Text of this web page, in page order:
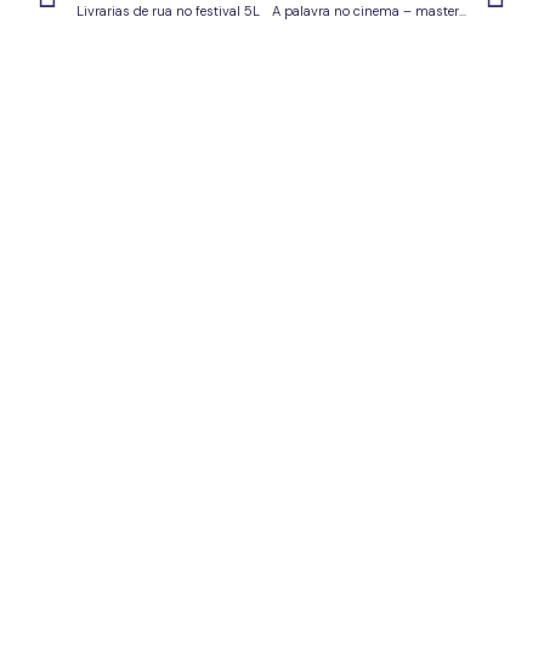
Livrarias de rua no festival 5L A palavra no cinema – masterclass com João Botelho